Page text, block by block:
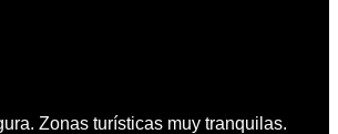
Zonas turísticas muy tranquilas.